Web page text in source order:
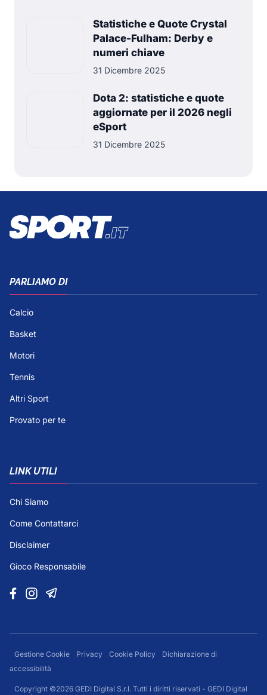
Statistiche e Quote Crystal
Palace-Fulham: Derby e
numeri chiave
31 Dicembre 2025
Dota 2: statistiche e quote
aggiornate per il 2026 negli
eSport
31 Dicembre 2025
PARLIAMO DI
Calcio
Basket
Motori
Tennis
Altri Sport
Provato per te
LINK UTILI
Chi Siamo
Come Contattarci
Disclaimer
Gioco Responsabile
Gestione Cookie Privacy Cookie Policy
Dichiarazione di
accessibilità
Copyright ©2026 GEDI Digital S.r.l. Tutti i diritti riservati - GEDI Digital